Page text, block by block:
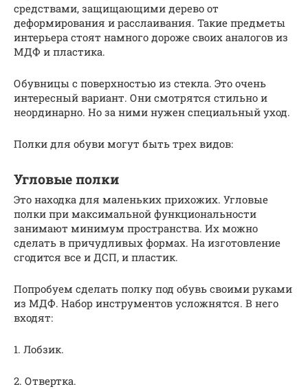
средствами, защищающими дерево от
деформирования и расслаивания. Такие предметы
интерьера стоят намного дороже своих аналогов из
МДФ и пластика.
Обувницы с поверхностью из стекла. Это очень
интересный вариант. Они смотрятся стильно и
неординарно. Но за ними нужен специальный уход.
Полки для обуви могут быть трех видов:
Угловые полки
Это находка для маленьких прихожих. Угловые
полки при максимальной функциональности
занимают минимум пространства. Их можно
сделать в причудливых формах. На изготовление
сгодится все и ДСП, и пластик.
Попробуем сделать полку под обувь своими руками
из МДФ. Набор инструментов усложнятся. В него
входят:
1.​ Лобзик.
2.​ Отвертка.